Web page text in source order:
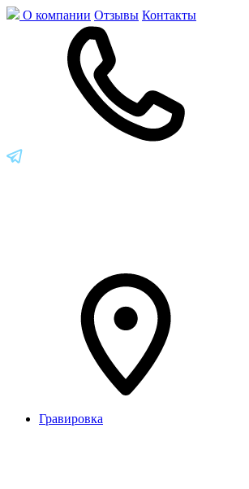
О компании Отзывы Контакты
Гравировка